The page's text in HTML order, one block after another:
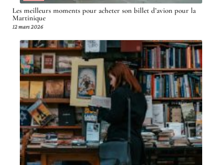
Les meilleurs moments pour acheter son billet d’avion pour la
Martinique
12 mars 2026